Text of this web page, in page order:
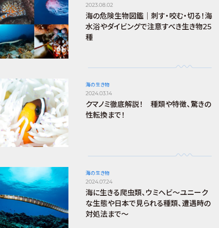
2023.08.02
海の危険生物図鑑｜刺す・咬む・切る！海
水浴やダイビングで注意すべき生き物25
種
海の生き物
2024.03.14
クマノミ徹底解説！ 種類や特徴、驚きの
性転換まで！
海の生き物
2024.07.24
海に生きる爬虫類、ウミヘビ～ユニーク
な生態や日本で見られる種類、遭遇時の
対処法まで～